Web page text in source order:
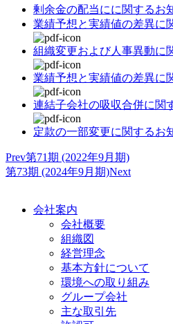
剰余金の配当にに関するお
業績予想と実績値の差異に
組織変更および人事異動に
業績予想と実績値の差異に
連結子会社の吸収合併に関
定款の一部変更に関するお
Prev第71期 (2022年9月期)
第73期 (2024年9月期)Next
会社案内
会社概要
組織図
経営理念
基本方針について
環境への取り組み
グループ会社
主な取引先